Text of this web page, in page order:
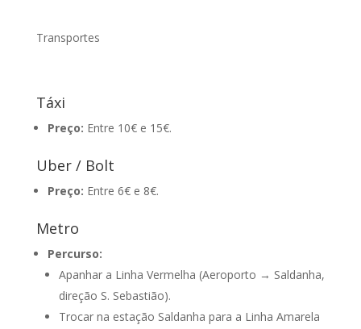
Transportes
Táxi
Preço: Entre 10€ e 15€.
Uber / Bolt
Preço: Entre 6€ e 8€.
Metro
Percurso:
Apanhar a Linha Vermelha (Aeroporto → Saldanha,
direção S. Sebastião).
Trocar na estação Saldanha para a Linha Amarela